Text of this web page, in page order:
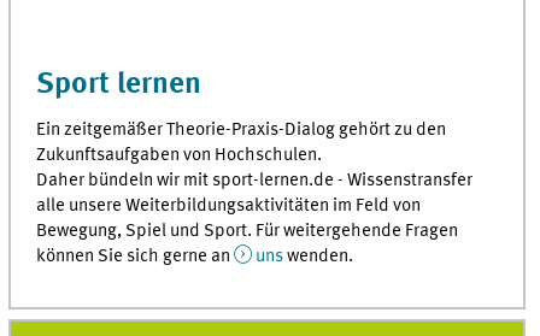
Sport lernen
Ein zeitgemäßer Theorie-Praxis-Dialog gehört zu den
Zukunftsaufgaben von Hochschulen.
Daher bündeln wir mit sport-lernen.de - Wissenstransfer
alle unsere Weiterbildungsaktivitäten im Feld von
Bewegung, Spiel und Sport. Für weitergehende Fragen
können Sie sich gerne an
unswenden.